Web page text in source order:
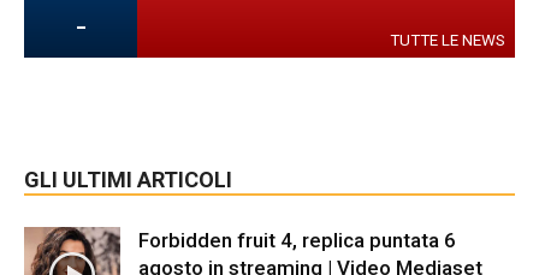
- TUTTE LE NEWS
GLI ULTIMI ARTICOLI
Forbidden fruit 4, replica puntata 6
agosto in streaming | Video Mediaset